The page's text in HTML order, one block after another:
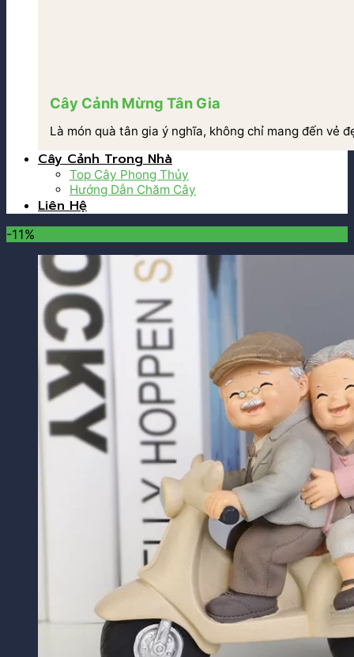
Cây Cảnh Mừng Tân Gia
Là món quà tân gia ý nghĩa, không chỉ mang đến vẻ
Cây Cảnh Trong Nhà
Top Cây Phong Thủy
Hướng Dẫn Chăm Cây
Liên Hệ
-11%